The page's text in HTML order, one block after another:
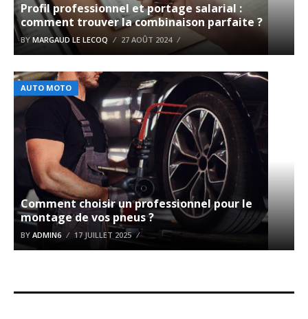
Profil professionnel et portage salarial :
comment trouver la combinaison parfaite ?
BY MARGAUD LE LECOQ 27 AOÛT 2024
AUTO MOTO
Comment choisir un professionnel pour le
montage de vos pneus ?
BY ADMIN6 17 JUILLET 2025